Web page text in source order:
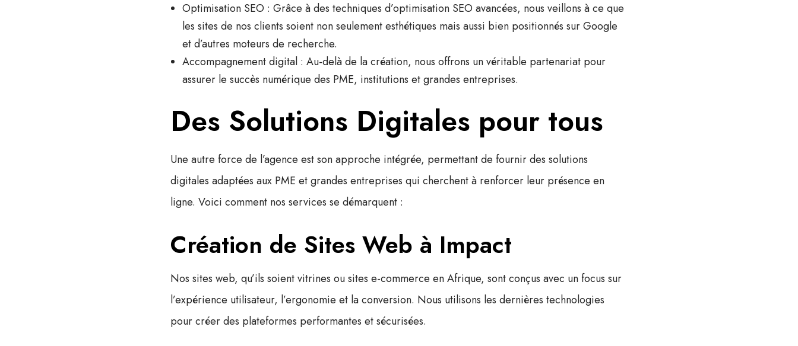
Optimisation SEO : Grâce à des techniques d’optimisation SEO avancées, nous veillons à ce que
les sites de nos clients soient non seulement esthétiques mais aussi bien positionnés surGoogle
et d’autres moteurs de recherche.
Accompagnement digital : Au-delà de la création, nous offrons un véritable partenariat pour
assurer le succès numérique des PME, institutions et grandes entreprises.
Des Solutions Digitales pour tous
Une autre force de l’agence est son approche intégrée, permettant de fournir des solutions
digitales adaptées aux PME et grandes entreprises qui cherchent à renforcer leur présence en
ligne. Voici comment nos services se démarquent :
Création de Sites Web à Impact
Nos sites web, qu’ils soient vitrines ousites e-commerce en Afrique, sont conçus avec un focus sur
l’expérience utilisateur, l’ergonomie et la conversion. Nous utilisons les dernières technologies
pour créer des plateformes performantes et sécurisées.